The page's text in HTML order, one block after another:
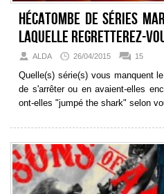
Hécatombe de séries
laquelle regretterez-
ALDA 26/04/2015 15
Quelle(s) série(s) vous manquent
de s'arrêter ou en avaient-elles
ont-elles "jumpé the shark" selon